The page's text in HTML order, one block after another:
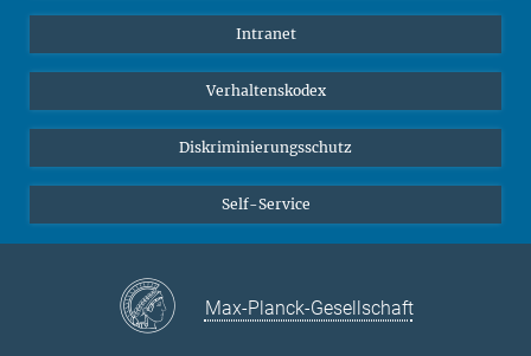
Öffentlichkeit
Alumnae | Alumni
Intranet
Verhaltenskodex
Diskriminierungsschutz
Self-Service
Max-Planck-Gesellschaft